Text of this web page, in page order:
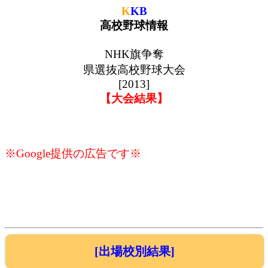
KKB
高校野球情報
NHK旗争奪
県選抜高校野球大会
[2013]
【大会結果】
※Google提供の広告です※
[出場校別結果]